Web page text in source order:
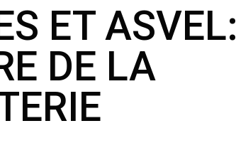
ET ASVEL:
DE LA